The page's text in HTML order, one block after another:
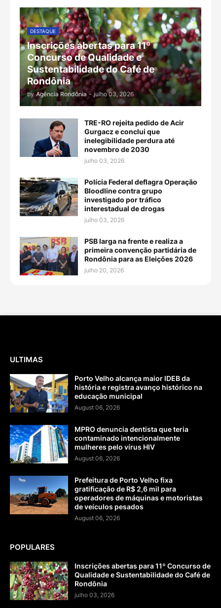
DESTAQUE
Inscrições abertas para 11º
Concurso de Qualidade e
Sustentabilidade do Café de
Rondônia
by Agência Rondônia - julho 03, 2026
TRE-RO rejeita pedido de Acir
Gurgacz e conclui que
inelegibilidade perdura até
novembro de 2030
julho 03, 2026
Polícia Federal deflagra Operação
Bloodline contra grupo
investigado por tráfico
interestadual de drogas
julho 03, 2026
PSB larga na frente e realiza a
primeira convenção partidária de
Rondônia para as Eleições 2026
julho 20, 2026
ULTIMAS
Porto Velho alcança maior IDEB da
história e registra avanço histórico na
educação municipal
August 06, 2026
MPRO denuncia dentista que teria
contaminado intencionalmente
mulheres pelo vírus HIV
August 06, 2026
Prefeitura de Porto Velho fixa
gratificação de R$ 2,6 mil para
operadores de máquinas e motoristas
de veículos pesados
August 06, 2026
POPULARES
Inscrições abertas para 11º Concurso de
Qualidade e Sustentabilidade do Café de
Rondônia
julho 03, 2026